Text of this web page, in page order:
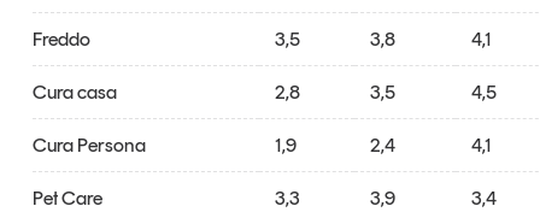
Freddo 3,5 3,8 4,1
Cura casa 2,8 3,5 4,5
Cura Persona 1,9 2,4 4,1
Pet Care 3,3 3,9 3,4